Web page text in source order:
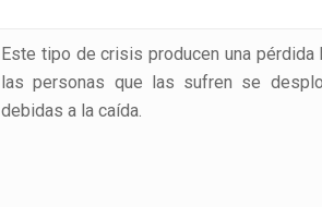
Este tipo de crisis producen una pérdida
las personas que las sufren se
debidas a la caída.